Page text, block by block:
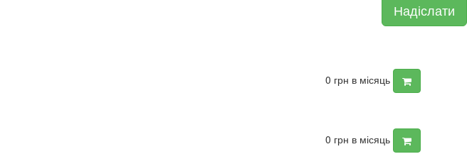
Надіслати
0 грн в місяць
0 грн в місяць